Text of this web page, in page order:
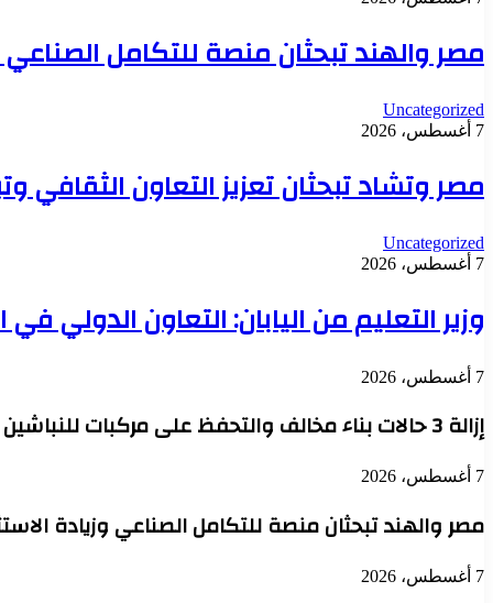
مصر والهند تبحثان منصة للتكامل الصناعي
Uncategorized
7 أغسطس، 2026
مصر وتشاد تبحثان تعزيز التعاون الثقافي
Uncategorized
7 أغسطس، 2026
وزير التعليم من اليابان: التعاون الدولي
7 أغسطس، 2026
إزالة 3 حالات بناء مخالف والتحفظ على مركبات للنباشين بحي العامرية أول بالإسكندرية
7 أغسطس، 2026
مصر والهند تبحثان منصة للتكامل الصناعي وزيادة
7 أغسطس، 2026